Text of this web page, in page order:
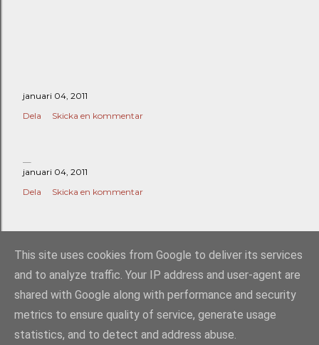
januari 04, 2011
Dela
Skicka en kommentar
januari 04, 2011
Dela
Skicka en kommentar
ÄLDRE INLÄGG
Använder Blogger
This site uses cookies from Google to deliver its services
and to analyze traffic. Your IP address and user-agent are
shared with Google along with performance and security
metrics to ensure quality of service, generate usage
statistics, and to detect and address abuse.